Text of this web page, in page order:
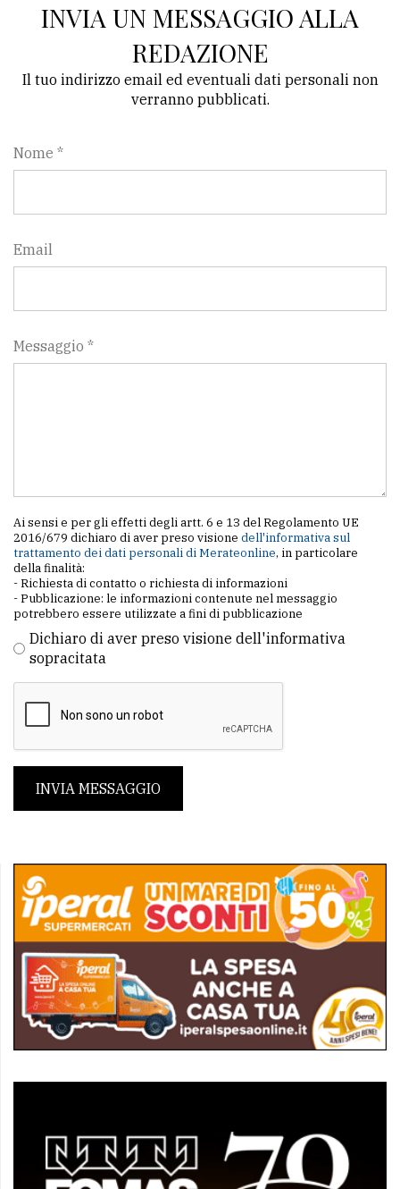
Ricerca
Privacy
policy
INVIA UN MESSAGGIO ALLA
REDAZIONE
Il tuo indirizzo email ed eventuali dati personali non
verranno pubblicati.
Nome *
Email
Messaggio *
Ai sensi e per gli effetti degli artt. 6 e 13 del Regolamento UE
2016/679 dichiaro di aver preso visione dell'informativa sul
trattamento dei dati personali di Merateonline, in particolare
della finalità:
- Richiesta di contatto o richiesta di informazioni
- Pubblicazione: le informazioni contenute nel messaggio
potrebbero essere utilizzate a fini di pubblicazione
Dichiaro di aver preso visione dell'informativa
sopracitata
INVIA MESSAGGIO